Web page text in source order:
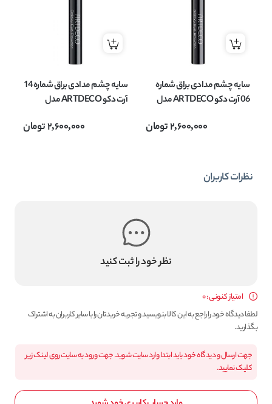
سایه چشم مدادی براق شماره
06 آرت دکو ARTDECO مدل
2,600,000تومان
سایه چشم مدادی براق شماره 14
آرت دکو ARTDECO مدل
2,600,000تومان
نظرات کاربران
نظر خود را ثبت کنید
امتیاز کنونی : 0
لطفا دیدگاه خود را راجع به این کالا بنویسید و تجربه خریدتان را با سایر کاربران به اشتراک
بگذارید.
جهت ارسال و دیدگاه خود باید ابتدا وارد سایت شوید. جهت ورود به سایت روی لینک زیر
کلیک نمایید.